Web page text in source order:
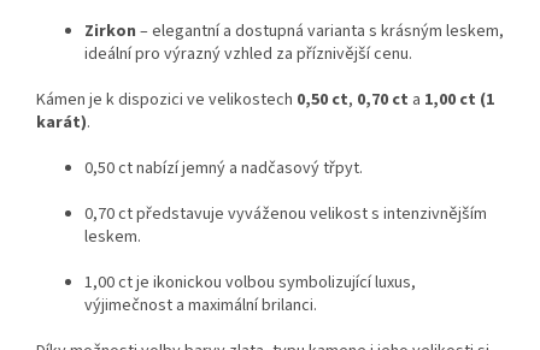
Zirkon – elegantní a dostupná varianta s krásným leskem,
ideální pro výrazný vzhled za příznivější cenu.
Kámen je k dispozici ve velikostech 0,50 ct, 0,70 ct a 1,00 ct (1
karát).
0,50 ct nabízí jemný a nadčasový třpyt.
0,70 ct představuje vyváženou velikost s intenzivnějším
leskem.
1,00 ct je ikonickou volbou symbolizující luxus,
výjimečnost a maximální brilanci.